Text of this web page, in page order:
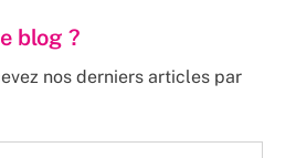
blog ?
nos derniers articles par